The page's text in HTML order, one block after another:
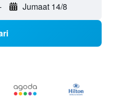
Jumaat 14/8